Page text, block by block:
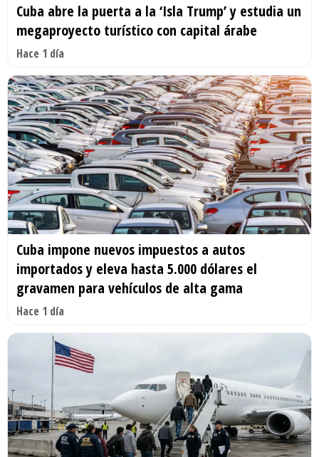
Cuba abre la puerta a la ‘Isla Trump’ y estudia un
megaproyecto turístico con capital árabe
Hace 1 día
Cuba impone nuevos impuestos a autos
importados y eleva hasta 5.000 dólares el
gravamen para vehículos de alta gama
Hace 1 día